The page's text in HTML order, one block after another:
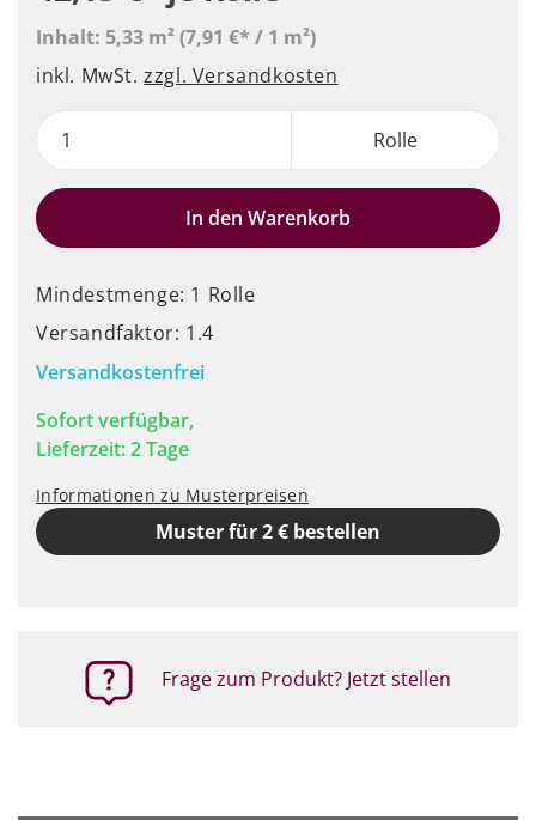
Inhalt: 5,33 m²(7,91 €* / 1 m²)
inkl. MwSt.zzgl. Versandkosten
Rolle
In den Warenkorb
Mindestmenge: 1 Rolle
Versandfaktor: 1.4
Versandkostenfrei
Sofort verfügbar,
Lieferzeit: 2 Tage
Informationen zu Musterpreisen
Muster für 2 € bestellen
Frage zum Produkt? Jetzt stellen